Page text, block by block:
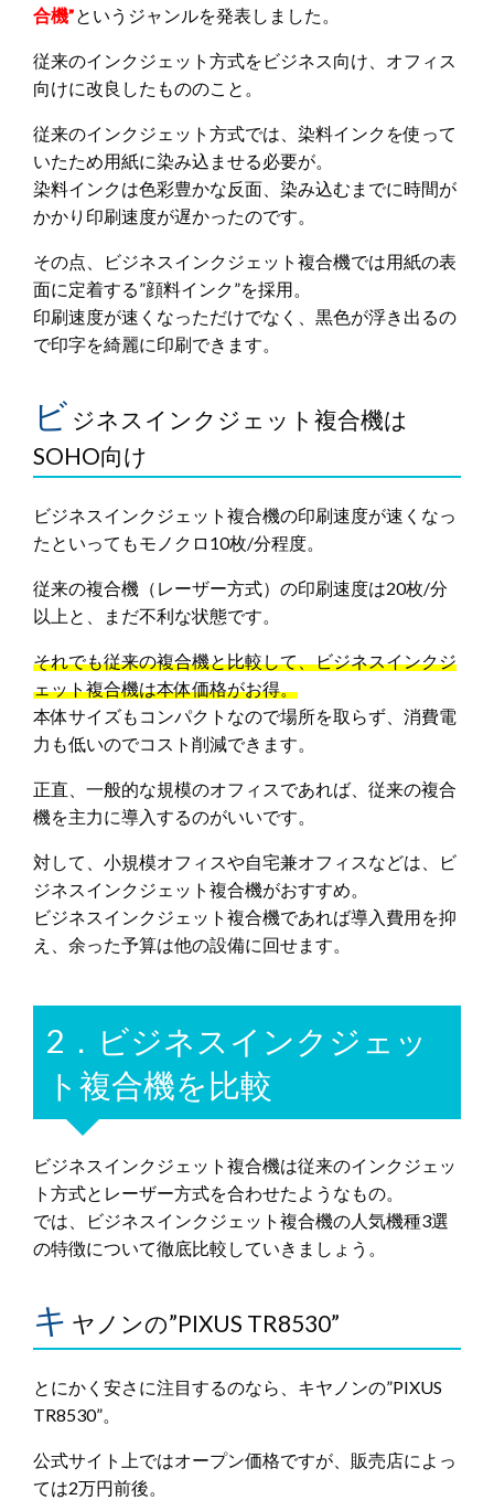
合機”というジャンルを発表しました。
従来のインクジェット方式をビジネス向け、オフィス
向けに改良したもののこと。
従来のインクジェット方式では、染料インクを使って
いたため用紙に染み込ませる必要が。
染料インクは色彩豊かな反面、染み込むまでに時間が
かかり印刷速度が遅かったのです。
その点、ビジネスインクジェット複合機では用紙の表
面に定着する”顔料インク”を採用。
印刷速度が速くなっただけでなく、黒色が浮き出るの
で印字を綺麗に印刷できます。
ビ ジネスインクジェット複合機は
SOHO向け
ビジネスインクジェット複合機の印刷速度が速くなっ
たといってもモノクロ10枚/分程度。
従来の複合機（レーザー方式）の印刷速度は20枚/分
以上と、まだ不利な状態です。
それでも従来の複合機と比較して、ビジネスインクジ
ェット複合機は本体価格がお得。
本体サイズもコンパクトなので場所を取らず、消費電
力も低いのでコスト削減できます。
正直、一般的な規模のオフィスであれば、従来の複合
機を主力に導入するのがいいです。
対して、小規模オフィスや自宅兼オフィスなどは、ビ
ジネスインクジェット複合機がおすすめ。
ビジネスインクジェット複合機であれば導入費用を抑
え、余った予算は他の設備に回せます。
2．ビジネスインクジェッ
ト複合機を比較
ビジネスインクジェット複合機は従来のインクジェッ
ト方式とレーザー方式を合わせたようなもの。
では、ビジネスインクジェット複合機の人気機種3選
の特徴について徹底比較していきましょう。
キ ヤノンの”PIXUS TR8530”
とにかく安さに注目するのなら、キヤノンの”PIXUS
TR8530”。
公式サイト上ではオープン価格ですが、販売店によっ
ては2万円前後。